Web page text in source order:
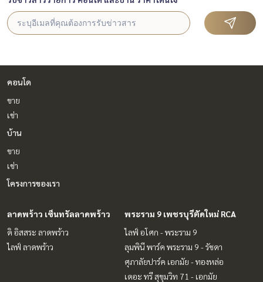
คอนโด
ขาย
เช่า
บ้าน
ขาย
เช่า
โครงการของเรา
ลาดพร้าว เซ็นทรัลลาดพร้าว
ดิ อิสสระ ลาดพร้าว
ไลฟ์ ลาดพร้าว
พระราม 9 เพชรบุรีตัดใหม่ RCA
ไลฟ์ อโศก - พระราม 9
ลุมพินี พาร์ค พระราม 9 - รัชดา
ศุภาลัยปาร์ค เอกมัย - ทองหล่อ
เดอะ ทรี สุขุมวิท 71 - เอกมัย